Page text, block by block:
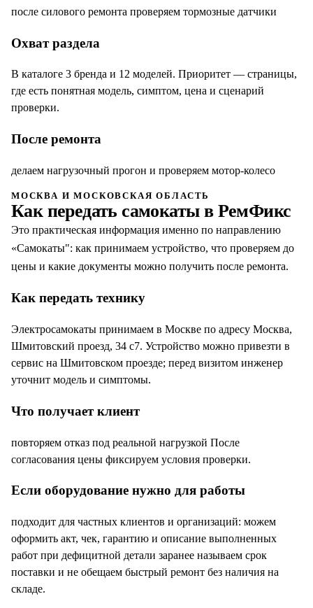
после силового ремонта проверяем тормозные датчики
Охват раздела
В каталоге 3 бренда и 12 моделей. Приоритет — страницы,
где есть понятная модель, симптом, цена и сценарий
проверки.
После ремонта
делаем нагрузочный прогон и проверяем мотор-колесо
МОСКВА И МОСКОВСКАЯ ОБЛАСТЬ
Как передать самокатыв РемФикс
Это практическая информация именно по направлению
«Самокаты": как принимаем устройство, что проверяем до
цены и какие документы можно получить после ремонта.
Как передать технику
Электросамокаты принимаем в Москве по адресу Москва,
Шмитовский проезд, 34 с7. Устройство можно привезти в
сервис на Шмитовском проезде; перед визитом инженер
уточнит модель и симптомы.
Что получает клиент
повторяем отказ под реальной нагрузкой После
согласования цены фиксируем условия проверки.
Если оборудование нужно для работы
подходит для частных клиентов и организаций: можем
оформить акт, чек, гарантию и описание выполненных
работ при дефицитной детали заранее называем срок
поставки и не обещаем быстрый ремонт без наличия на
складе.